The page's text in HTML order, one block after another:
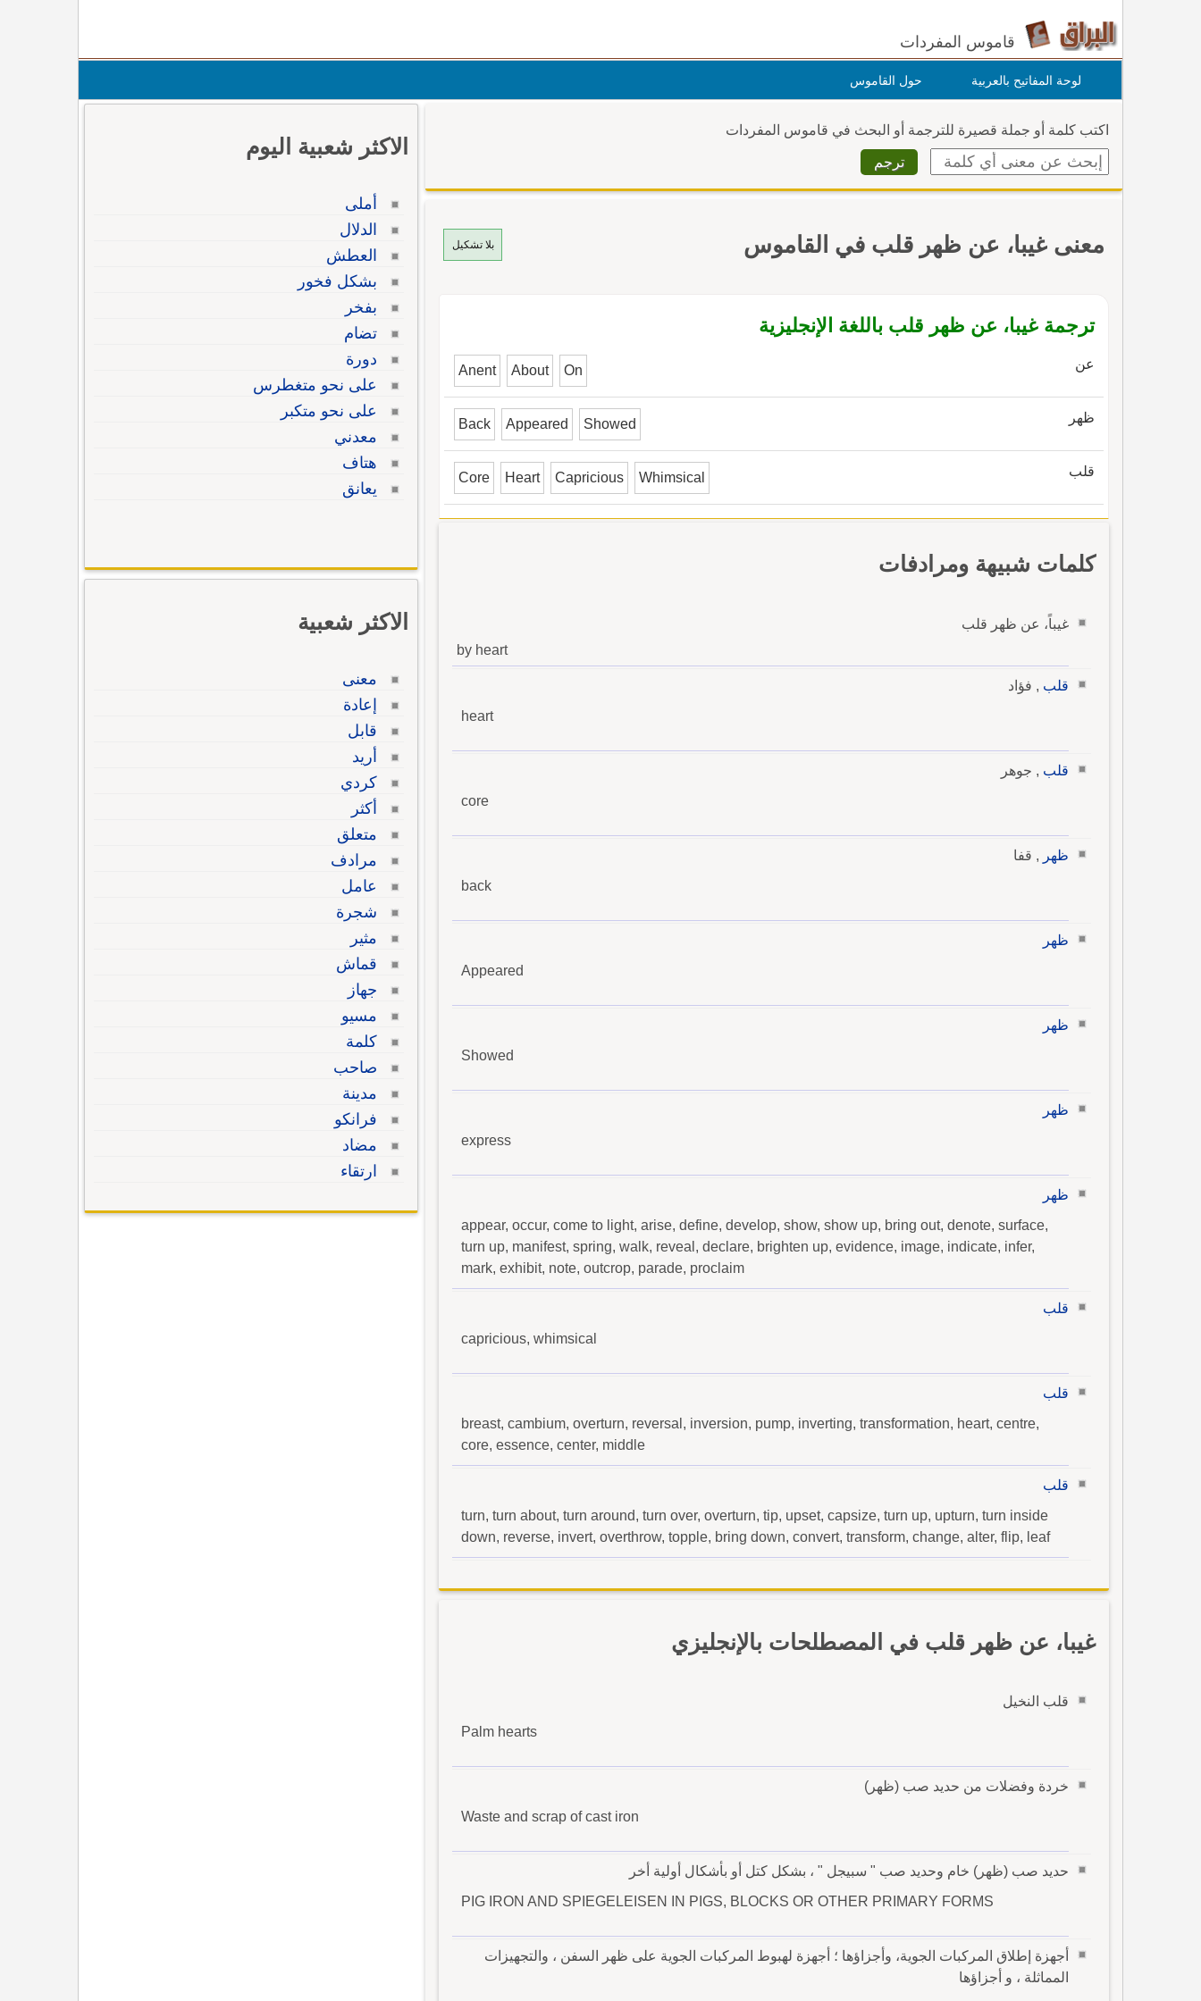
قاموس المفردات
لوحة المفاتيح بالعربية حول القاموس
اكتب كلمة أو جملة قصيرة للترجمة أو البحث في قاموس المفردات
بلا تشكيل معنى غيبا، عن ظهر قلب في القاموس
ترجمة غيبا، عن ظهر قلب باللغة الإنجليزية
عن Anent About On
ظهر Back Appeared Showed
قلب Core Heart Capricious Whimsical
كلمات شبيهة ومرادفات
غيباً، عن ظهر قلب
by heart
قلب , فؤاد
heart
قلب , جوهر
core
ظهر , قفا
back
ظهر
Appeared
ظهر
Showed
ظهر
express
ظهر
appear, occur, come to light, arise, define, develop, show, show up, bring out, denote, surface,
turn up, manifest, spring, walk, reveal, declare, brighten up, evidence, image, indicate, infer,
mark, exhibit, note, outcrop, parade, proclaim
قلب
capricious, whimsical
قلب
breast, cambium, overturn, reversal, inversion, pump, inverting, transformation, heart, centre,
core, essence, center, middle
قلب
turn, turn about, turn around, turn over, overturn, tip, upset, capsize, turn up, upturn, turn inside
down, reverse, invert, overthrow, topple, bring down, convert, transform, change, alter, flip, leaf
غيبا، عن ظهر قلب في المصطلحات بالإنجليزي
قلب النخيل
Palm hearts
خردة وفضلات من حديد صب (ظهر)
Waste and scrap of cast iron
حديد صب (ظهر) خام وحديد صب " سبيجل " ، بشكل كتل أو بأشكال أولية أخر
PIG IRON AND SPIEGELEISEN IN PIGS, BLOCKS OR OTHER PRIMARY FORMS
أجهزة إطلاق المركبات الجوية، وأجزاؤها ؛ أجهزة لهبوط المركبات الجوية على ظهر السفن ، والتجهيزات
المماثلة ، و أجزاؤها
الاكثر شعبية اليوم
أملى
الدلال
العطش
بشكل فخور
بفخر
تضام
دورة
على نحو متغطرس
على نحو متكبر
معدني
هتاف
يعانق
الاكثر شعبية
معنى
إعادة
قابل
أريد
كردي
أكثر
متعلق
مرادف
عامل
شجرة
مثير
قماش
جهاز
مسيو
كلمة
صاحب
مدينة
فرانكو
مضاد
ارتقاء